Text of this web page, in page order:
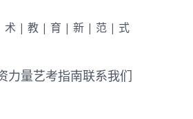
|教|育|新|范|式
力量艺考指南联系我们